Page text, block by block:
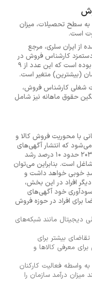
سطح تحصیلات، میزان
است.
از ایران سلری، مرجع
کارشناس فروش در
سال ۱۴۰۱، مبلغ ۷ میلیون ۶۰۰ هزار تومان بوده است که این عدد از ۹
شغلی کارشناس فروش،
حقوق ماهانه نیز شامل
با محوریت فروش کالا و
که انتشار آگهی‌های
استخدام در حوزه فروش از سال 2021 تا 2031 حدود 10 درصد رشد
است. بنابراین می‌توان
رشدِ خوبی خواهد داشت و
افراد در این بخش،
خود آگهی‌های
برای افراد در حوزه فروش
دیجیتال مانند شبکه‌های
بیشتر برای
معرفی کالاها و
واسطه فعالیت کارکنان
میزان درآمد سازمان را